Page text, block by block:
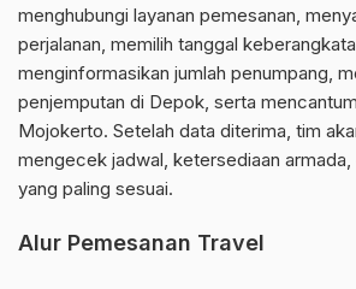
menghubungi layanan pemesanan,
perjalanan, memilih tanggal
menginformasikan jumlah penumpang,
penjemputan di Depok, serta
Mojokerto. Setelah data diterima, tim
mengecek jadwal, ketersediaan armada,
yang paling sesuai.
Alur Pemesanan Travel